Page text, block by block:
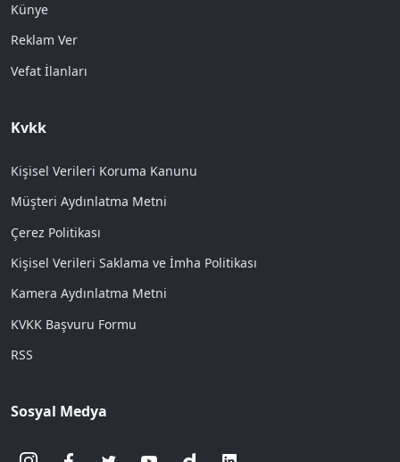
Künye
Reklam Ver
Vefat İlanları
Kvkk
Kişisel Verileri Koruma Kanunu
Müşteri Aydınlatma Metni
Çerez Politikası
Kişisel Verileri Saklama ve İmha Politikası
Kamera Aydınlatma Metni
KVKK Başvuru Formu
RSS
Sosyal Medya